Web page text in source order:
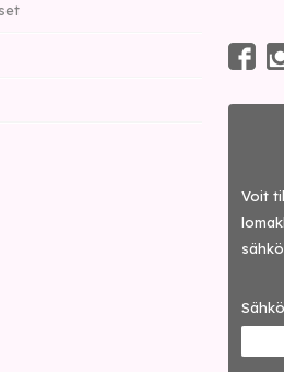
Voit